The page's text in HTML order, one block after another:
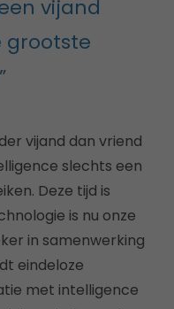
vijand
grootste
vijand dan vriend
slechts een
Deze tijd is
is nu onze
in samenwerking
eindeloze
met intelligence